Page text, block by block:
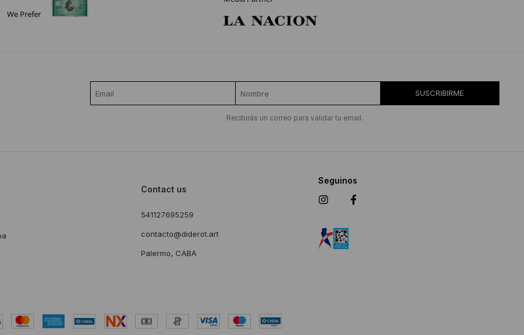
We Prefer
SUSCRIBIRME
Recibirás un correo para validar tu email.
Contact us
541127695259
contacto@diderot.art
Palermo, CABA
Seguinos